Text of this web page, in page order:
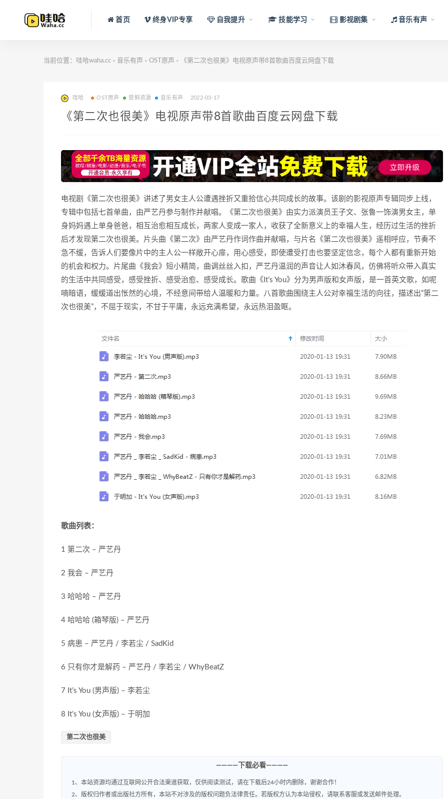
首页 终身VIP专享 自我提升 技能学习 影视剧集 音乐有声
当前位置： 哇哈waha.cc > 音乐有声 > OST原声 > 《第二次也很美》电视原声带8首歌曲百度云网盘下载
哇哈 OST原声 尝鲜资源 音乐有声 2022-03-17
《第二次也很美》电视原声带8首歌曲百度云网盘下载
电视剧《第二次也很美》讲述了男女主人公遭遇挫折又重拾信心共同成长的故事。该剧的影视原声专辑同步上线，
专辑中包括七首单曲，由严艺丹参与制作并献唱。《第二次也很美》由实力派演员王子文、张鲁一饰演男女主，单
身妈妈遇上单身爸爸，相互治愈相互成长，两家人变成一家人，收获了全新意义上的幸福人生，经历过生活的挫折
后才发现第二次也很美。片头曲《第二次》由严艺丹作词作曲并献唱，与片名《第二次也很美》遥相呼应，节奏不
急不缓，告诉人们要像片中的主人公一样敞开心扉，用心感受，即使遭受打击也要坚定信念，每个人都有重新开始
的机会和权力。片尾曲《我会》短小精简，曲调丝丝入扣，严艺丹温润的声音让人如沐春风，仿佛将听众带入真实
的生活中共同感受，感受挫折、感受治愈、感受成长。歌曲《It’s You》分为男声版和女声版，是一首英文歌，如呢
喃暗语，缓缓道出怅然的心境，不经意间带给人温暖和力量。八首歌曲围绕主人公对幸福生活的向往，描述出“第二
次也很美”，不屈于现实，不甘于平庸，永远充满希望，永远热泪盈眶。
歌曲列表：
1 第二次 – 严艺丹
2 我会 – 严艺丹
3 哈哈哈 – 严艺丹
4 哈哈哈 (箱琴版) – 严艺丹
5 病患 – 严艺丹 / 李若尘 / SadKid
6 只有你才是解药 – 严艺丹 / 李若尘 / WhyBeatZ
7 It’s You (男声版) – 李若尘
8 It’s You (女声版) – 于明加
第二次也很美
————下载必看————
1、本站资源均通过互联网公开合法渠道获取，仅供阅读测试，请在下载后24小时内删除，谢谢合作！
2、版权归作者或出版社方所有，本站不对涉及的版权问题负法律责任。若版权方认为本站侵权，请联系客服或发送邮件处理。